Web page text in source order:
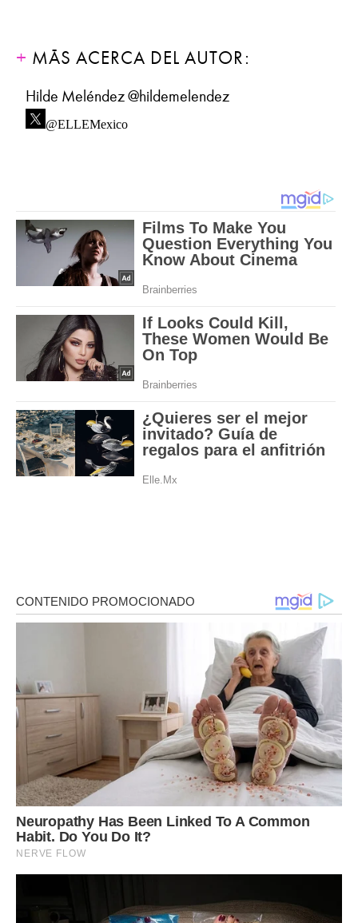
MÁS ACERCA DEL AUTOR:
Hilde Meléndez @hildemelendez
@ELLEMexico